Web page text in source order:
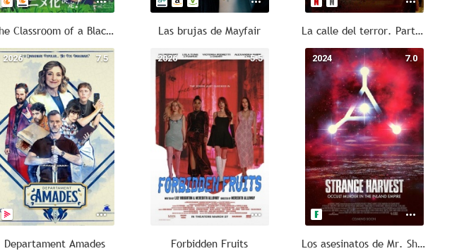
The Classroom of a Black Cat and a Witch Las brujas de Mayfair La calle del terror. Parte 2: 1978
7.5
2026
Departament Amades
5.5
2026
Forbidden Fruits
7.0
2024
Los asesinatos de Mr. Shiny